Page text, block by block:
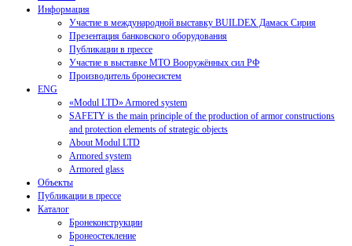
Информация
Участие в международной выставку BUILDEX Дамаск Сирия
Презентация банковского оборудования
Публикации в прессе
Участие в выставке МТО Вооружённых сил РФ
Производитель бронесистем
ENG
«Modul LTD» Armored system
SAFETY is the main principle of the production of armor constructions
and protection elements of strategic objects
About Modul LTD
Armored system
Armored glass
Объекты
Публикации в прессе
Каталог
Бронеконструкции
Бронеостекление